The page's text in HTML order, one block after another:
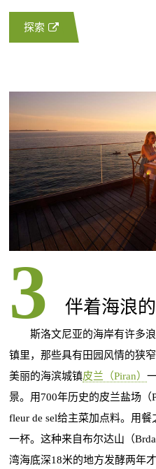
探索
伴着海浪
斯洛文尼亚的海岸有许多浪
镇里，那些具有田园风情的狭
美丽的海滨城镇皮兰（Piran）
景。用700年历史的皮兰盐场（
fleur de sel给主菜加点料。用餐
一杯。这种来自布尔达山（
湾海底深18米的地方发酵两年